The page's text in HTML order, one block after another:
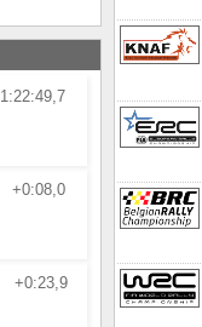
1:22:49,7
+0:08,0
+0:23,9